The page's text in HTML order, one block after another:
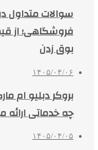
سوالات متداول
فروشگاهی؛ از
بوق زدن
۱۴۰۵/۰۴/۰۶
چه خدماتی
۱۴۰۵/۰۴/۰۵